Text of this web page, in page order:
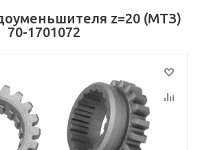
z=20 (МТЗ)
70-1701072